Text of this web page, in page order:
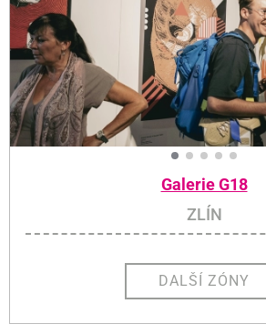
Galerie G18
ZLÍN
DALŠÍ ZÓNY